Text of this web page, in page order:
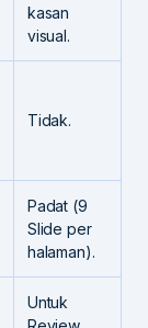
kasan
visual.
Tidak.
Padat (9
Slide per
halaman).
Untuk